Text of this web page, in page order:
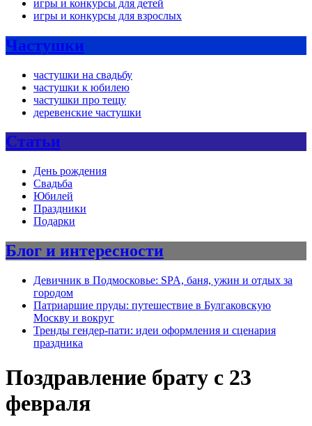
игры и конкурсы для детей
игры и конкурсы для взрослых
Частушки
частушки на свадьбу
частушки к юбилею
частушки про тещу
деревенские частушки
Статьи
День рождения
Свадьба
Юбилей
Праздники
Подарки
Блог и интересности
Девичник в Подмосковье: SPA, баня, ужин и отдых за
городом
Патриаршие пруды: путешествие в Булгаковскую
Москву и вокруг
Тренды гендер-пати: идеи оформления и сценария
праздника
Поздравление брату с 23
февраля